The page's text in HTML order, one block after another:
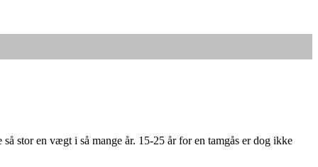
stor en vægt i så mange år. 15-25 år for en tamgås er dog ikke